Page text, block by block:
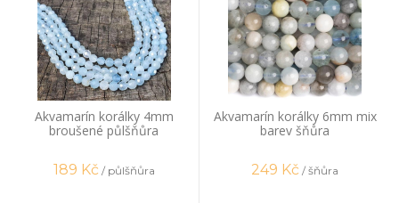
Akvamarín korálky 4mm
broušené půlšňůra
189 Kč / půlšňůra
Akvamarín korálky 6mm mix
barev šňůra
249 Kč / šňůra